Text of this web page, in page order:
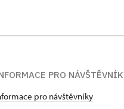
PRO
pro návštěvníky